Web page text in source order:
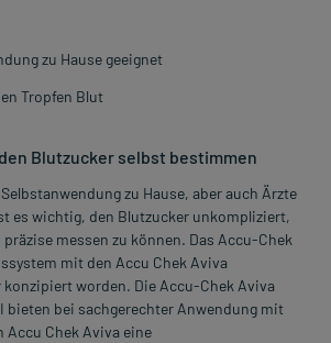
zu Hause geeignet
Tropfen Blut
Blutzucker selbst bestimmen
zu Hause, aber auch Ärzte
es wichtig, den Blutzucker unkompliziert,
messen zu können. Das Accu-Chek
mit den Accu Chek Aviva
worden. Die Accu-Chek Aviva
bieten bei sachgerechter Anwendung mit
Accu Chek Aviva eine